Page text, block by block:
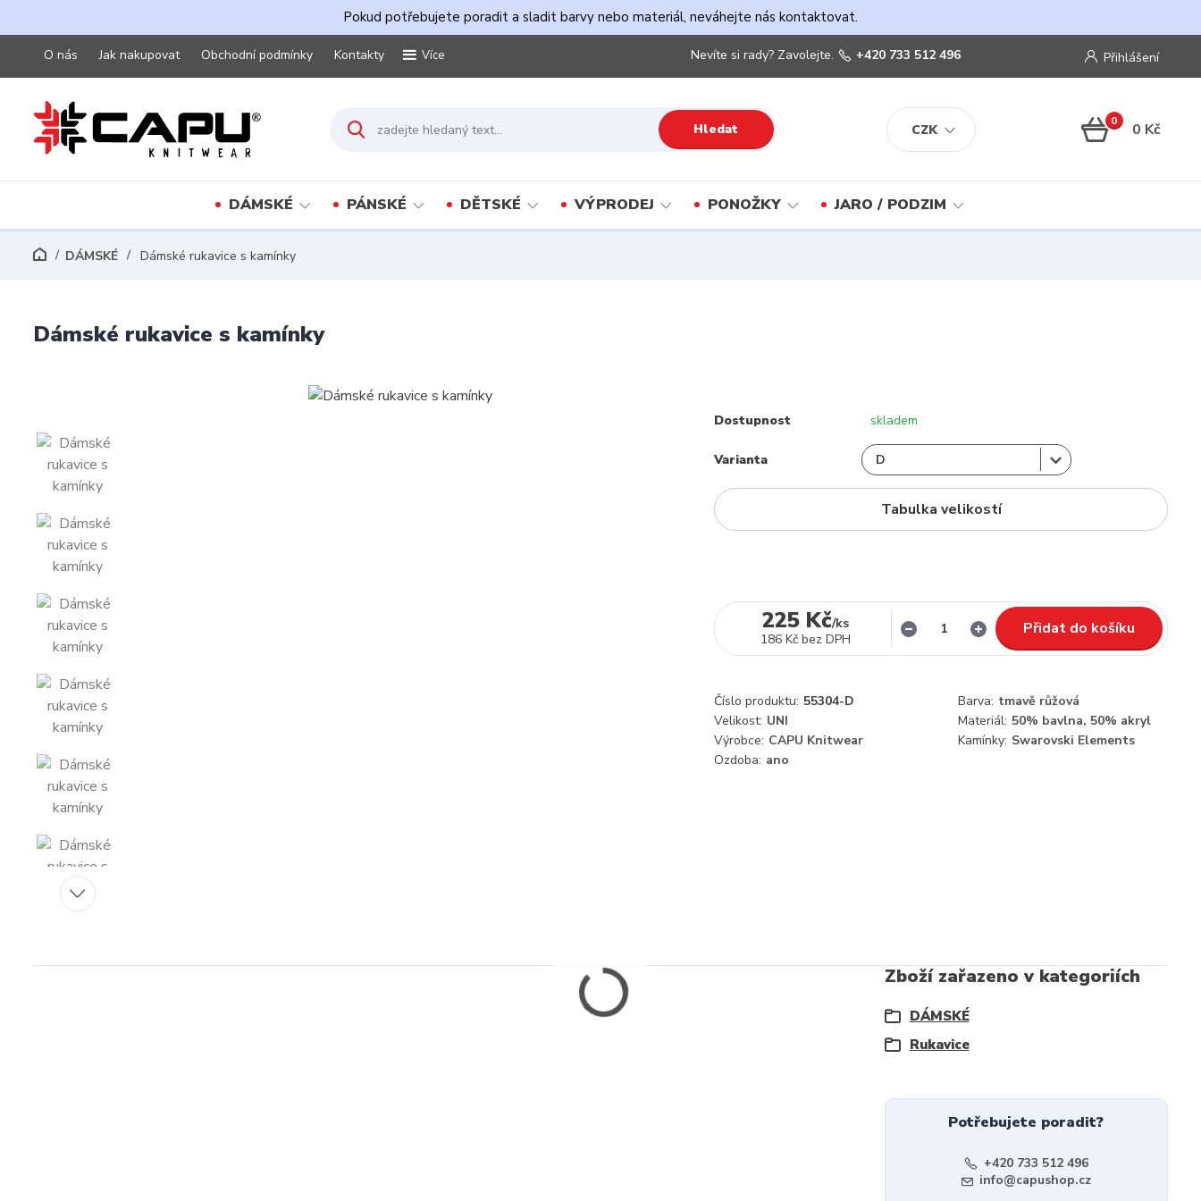
Pokud potřebujete poradit a sladit barvy nebo materiál, neváhejte nás kontaktovat.
O nás Jak nakupovat Obchodní podmínky Kontakty Více
CZK
Přihlášení
Hledat
Nevíte si rady? Zavolejte. +420 733 512 496
0 0 Kč
DÁMSKÉ PÁNSKÉ DĚTSKÉ VÝPRODEJ PONOŽKY JARO / PODZIM
DÁMSKÉ Dámské rukavice s kamínky
Dámské rukavice s kamínky
Dostupnost skladem
Varianta
Tabulka velikostí
225 Kč/ks
186 Kč bez DPH
Přidat do košíku
Číslo produktu: 55304-D Barva: tmavě růžová
Velikost: UNI Materiál: 50% bavlna, 50% akryl
Výrobce: CAPU Knitwear Kamínky: Swarovski Elements
Ozdoba: ano
Zboží zařazeno v kategoriích
DÁMSKÉ
Rukavice
Potřebujete poradit?
+420 733 512 496
info@capushop.cz